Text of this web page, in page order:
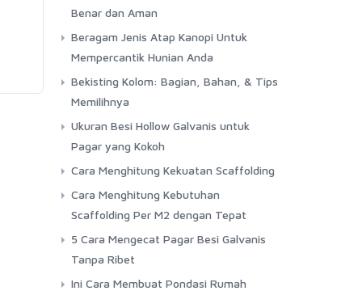
Benar dan Aman
Beragam Jenis Atap Kanopi Untuk
Mempercantik Hunian Anda
Bekisting Kolom: Bagian, Bahan, & Tips
Memilihnya
Ukuran Besi Hollow Galvanis untuk
Pagar yang Kokoh
Cara Menghitung Kekuatan Scaffolding
Cara Menghitung Kebutuhan
Scaffolding Per M2 dengan Tepat
5 Cara Mengecat Pagar Besi Galvanis
Tanpa Ribet
Ini Cara Membuat Pondasi Rumah